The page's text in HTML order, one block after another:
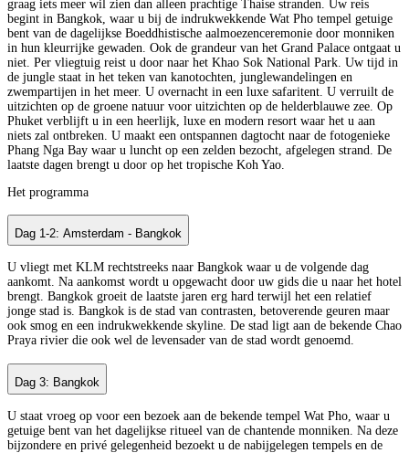
graag iets meer wil zien dan alleen prachtige Thaise stranden. Uw reis
begint in Bangkok, waar u bij de indrukwekkende Wat Pho tempel getuige
bent van de dagelijkse Boeddhistische aalmoezenceremonie door monniken
in hun kleurrijke gewaden. Ook de grandeur van het Grand Palace ontgaat u
niet. Per vliegtuig reist u door naar het Khao Sok National Park. Uw tijd in
de jungle staat in het teken van kanotochten, junglewandelingen en
zwempartijen in het meer. U overnacht in een luxe safaritent. U verruilt de
uitzichten op de groene natuur voor uitzichten op de helderblauwe zee. Op
Phuket verblijft u in een heerlijk, luxe en modern resort waar het u aan
niets zal ontbreken. U maakt een ontspannen dagtocht naar de fotogenieke
Phang Nga Bay waar u luncht op een zelden bezocht, afgelegen strand. De
laatste dagen brengt u door op het tropische Koh Yao.
Het programma
Dag 1-2: Amsterdam - Bangkok
U vliegt met KLM rechtstreeks naar Bangkok waar u de volgende dag
aankomt. Na aankomst wordt u opgewacht door uw gids die u naar het hotel
brengt. Bangkok groeit de laatste jaren erg hard terwijl het een relatief
jonge stad is. Bangkok is de stad van contrasten, betoverende geuren maar
ook smog en een indrukwekkende skyline. De stad ligt aan de bekende Chao
Praya rivier die ook wel de levensader van de stad wordt genoemd.
Dag 3: Bangkok
U staat vroeg op voor een bezoek aan de bekende tempel Wat Pho, waar u
getuige bent van het dagelijkse ritueel van de chantende monniken. Na deze
bijzondere en privé gelegenheid bezoekt u de nabijgelegen tempels en de